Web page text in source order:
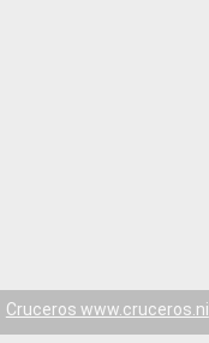
Cruceros www.cruceros.ni